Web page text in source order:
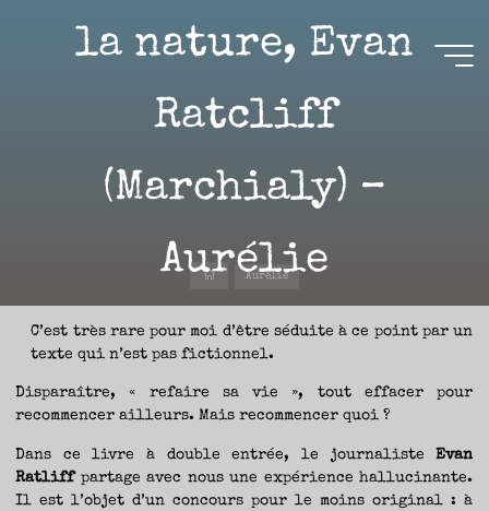
Aire(s)
Libre(s)
LES
YEUX
SUR
L’ACTUALITÉ
COURIR
PERMANENCE
APRÈS
S’AUTORISER
LES
CHEMINS
DE
ET
la nature, Evan
Ratcliff
(Marchialy) –
Aurélie
1 JUIN 2020
AccueilAurélie
C’est très rare pour moi d’être séduite à ce point par un
texte qui n’est pas fictionnel.
Disparaître, « refaire sa vie », tout effacer pour
recommencer ailleurs. Mais recommencer quoi ?
Dans ce livre à double entrée, le journalisteEvan
Ratliffpartage avec nous une expérience hallucinante.
Il est l’objet d’un concours pour le moins original : à